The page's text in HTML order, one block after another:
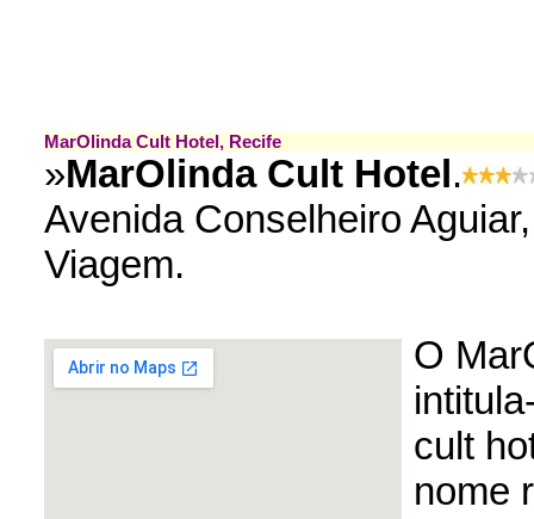
MarOlinda Cult Hotel, Recife
»MarOlinda Cult Hotel.
Avenida Conselheiro
Viagem.
O
cult
nome